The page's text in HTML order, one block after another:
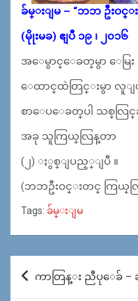
ခ်မ္းျမ – “ဘဘ ဦးဝင္​
(မိုုးမခ) ဧျပီ ၁၉ ၊ ၂၀၁၆
အ​ေမွာင္​​ေခတ္​မွာ​ ေမြး
ေထာင္​ထဲတြင္​းမွာ လူျ
စာ​ေပ​ေခတ္​ပါ သစ္​လြ
အခု သူကြယ္​လြန္​တာ
(၂) ႏွစ္​ျပည့္ျပီ ။
(ဘဘဦးဝင္​းတင္​ ကြယ္​
Tags: ခ်မ္းျမ
Post
navigation
ကာတြန္း ညီပုေခ် –